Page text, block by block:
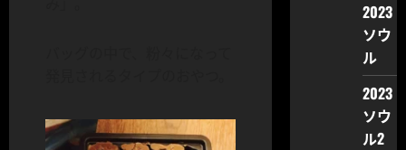
2023
ソウ
ル
2023
ソウ
ル2